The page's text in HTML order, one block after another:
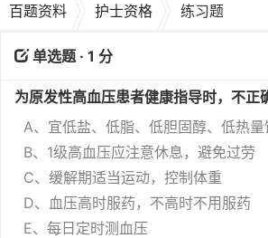
百题资料 护士资格 练习题
单选题 · 1 分
为原发性高血压患者健康指导时，不正
A、宜低盐、低脂、低胆固醇、低热量
B、1级高血压应注意休息，避免过劳
C、缓解期适当运动，控制体重
D、血压高时服药，不高时不用服药
E、每日定时测血压